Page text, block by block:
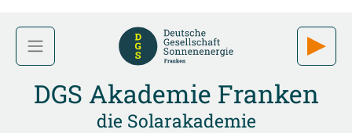
DGS Akademie Franken
die Solarakademie